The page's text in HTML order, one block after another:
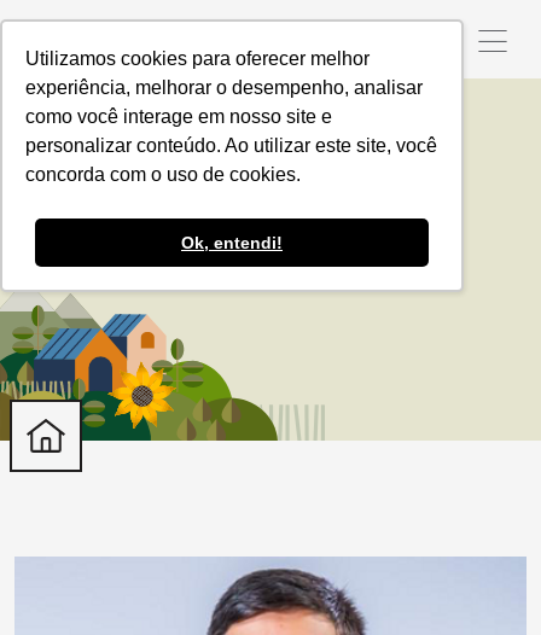
Utilizamos cookies para oferecer melhor
experiência, melhorar o desempenho, analisar
como você interage em nosso site e
personalizar conteúdo. Ao utilizar este site, você
concorda com o uso de cookies.
Ok, entendi!
tecnologia no agro